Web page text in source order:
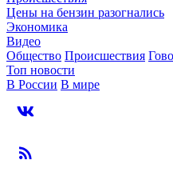
Цены на бензин разогнались
Экономика
Видео
Общество Происшествия
Топ новости
В России В мире